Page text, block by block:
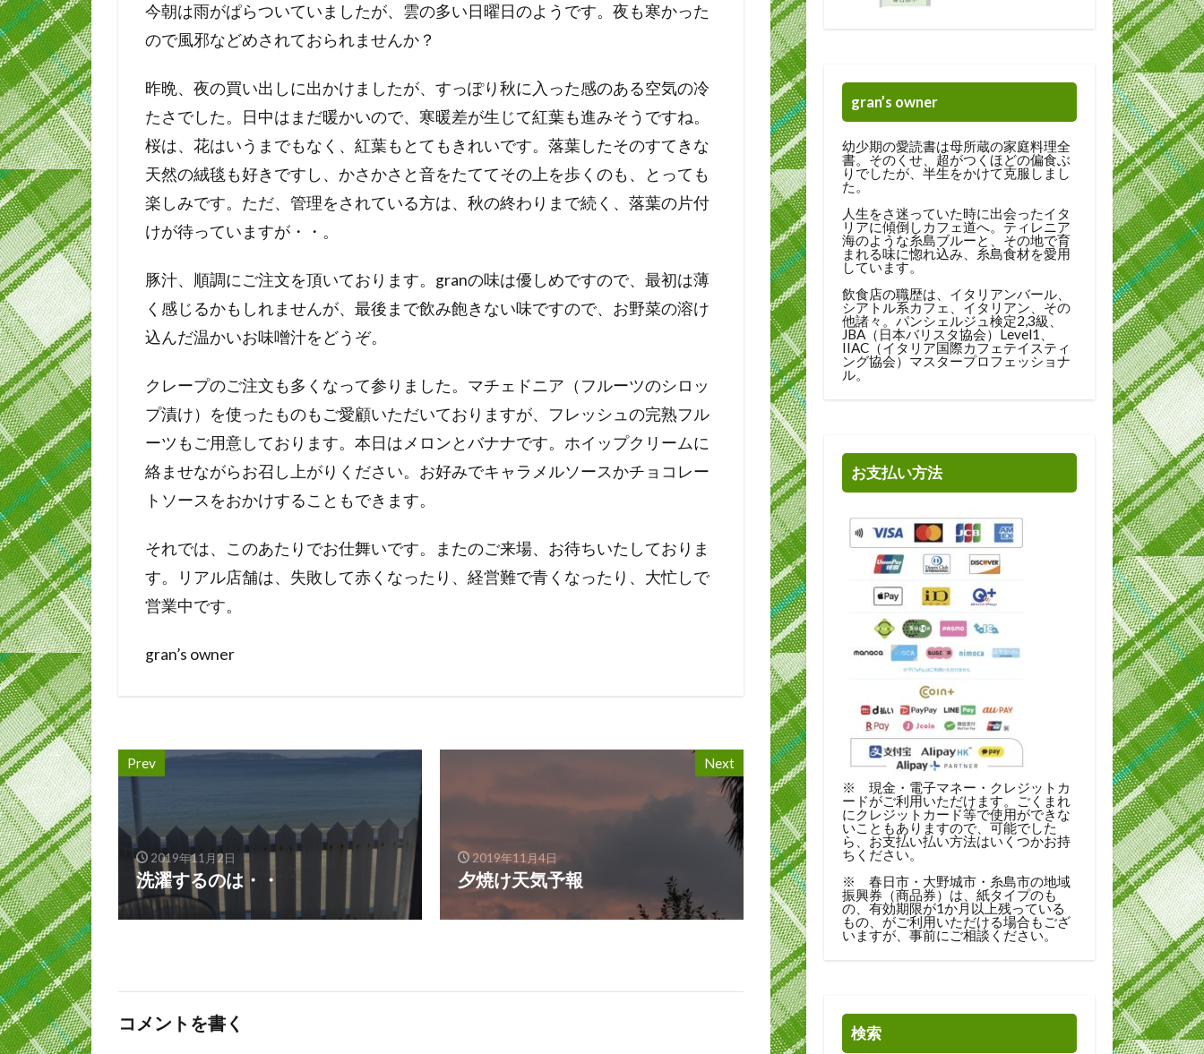
今朝は雨がぱらついていましたが、雲の多い日曜日のようです。夜も寒かった
ので風邪などめされておられませんか？
昨晩、夜の買い出しに出かけましたが、すっぽり秋に入った感のある空気の冷
たさでした。日中はまだ暖かいので、寒暖差が生じて紅葉も進みそうですね。
桜は、花はいうまでもなく、紅葉もとてもきれいです。落葉したそのすてきな
天然の絨毯も好きですし、かさかさと音をたててその上を歩くのも、とっても
楽しみです。ただ、管理をされている方は、秋の終わりまで続く、落葉の片付
けが待っていますが・・。
豚汁、順調にご注文を頂いております。granの味は優しめですので、最初は薄
く感じるかもしれませんが、最後まで飲み飽きない味ですので、お野菜の溶け
込んだ温かいお味噌汁をどうぞ。
クレープのご注文も多くなって参りました。マチェドニア（フルーツのシロッ
プ漬け）を使ったものもご愛顧いただいておりますが、フレッシュの完熟フル
ーツもご用意しております。本日はメロンとバナナです。ホイップクリームに
絡ませながらお召し上がりください。お好みでキャラメルソースかチョコレー
トソースをおかけすることもできます。
それでは、このあたりでお仕舞いです。またのご来場、お待ちいたしておりま
す。リアル店舗は、失敗して赤くなったり、経営難で青くなったり、大忙しで
営業中です。
gran’s owner
Prev
2019年11月2日
洗濯するのは・・
Next
2019年11月4日
夕焼け天気予報
コメントを書く
gran’s owner
幼少期の愛読書は母所蔵の家庭料理全
書。そのくせ、超がつくほどの偏食ぶ
りでしたが、半生をかけて克服しまし
た。
人生をさ迷っていた時に出会ったイタ
リアに傾倒しカフェ道へ。ティレニア
海のような糸島ブルーと、その地で育
まれる味に惚れ込み、糸島食材を愛用
しています。
飲食店の職歴は、イタリアンバール、
シアトル系カフェ、イタリアン、その
他諸々。パンシェルジュ検定2,3級、
JBA（日本バリスタ協会）Level1、
IIAC（イタリア国際カフェテイスティ
ング協会）マスタープロフェッショナ
ル。
お支払い方法
※ 現金・電子マネー・クレジットカ
ードがご利用いただけます。ごくまれ
にクレジットカード等で使用ができな
いこともありますので、可能でした
ら、お支払い払い方法はいくつかお持
ちください。
※ 春日市・大野城市・糸島市の地域
振興券（商品券）は、紙タイプのも
の、有効期限が1か月以上残っている
もの、がご利用いただける場合もござ
いますが、事前にご相談ください。
検索